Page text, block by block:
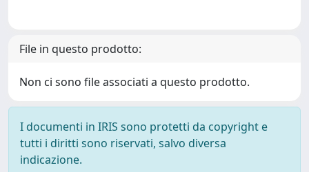
File in questo prodotto:
Non ci sono file associati a questo prodotto.
I documenti in IRIS sono protetti da copyright e
tutti i diritti sono riservati, salvo diversa
indicazione.